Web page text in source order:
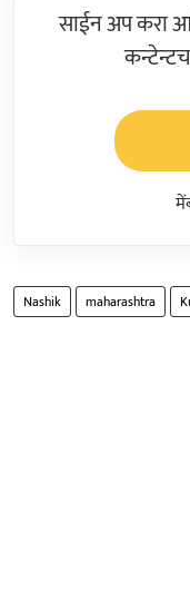
साईन अप करा
Nashik maharashtra